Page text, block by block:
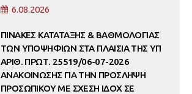
6.08.2026
ΠΙΝΑΚΕΣ ΚΑΤΑΤΑΞΗΣ & ΒΑΘΜΟΛΟΓΙΑΣ
ΤΩΝ ΥΠΟΨΗΦΙΩΝ ΣΤΑ ΠΛΑΙΣΙΑ ΤΗΣ ΥΠ
ΑΡΙΘ. ΠΡΩΤ. 25519/06-07-2026
ΑΝΑΚΟΙΝΩΣΗΣ ΓΙΑ ΤΗΝ ΠΡΟΣΛΗΨΗ
ΠΡΟΣΩΠΙΚΟΥ ΜΕ ΣΧΕΣΗ ΙΔΟΧ ΣΕ